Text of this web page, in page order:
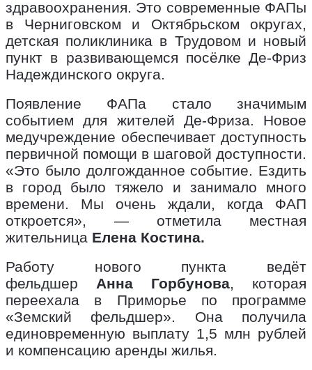
здравоохранения. Это современные ФАПы
в Черниговском и Октябрьском округах,
детская поликлиника в Трудовом и новый
пункт в развивающемся посёлке Де-Фриз
Надеждинского округа.
Появление ФАПа стало значимым
событием для жителей Де-Фриза. Новое
медучреждение обеспечивает доступность
первичной помощи в шаговой доступности.
«Это было долгожданное событие. Ездить
в город было тяжело и занимало много
времени. Мы очень ждали, когда ФАП
откроется», — отметила местная
жительница Елена Костина.
Работу нового пункта ведёт
фельдшер Анна Горбунова, которая
переехала в Приморье по программе
«Земский фельдшер». Она получила
единовременную выплату 1,5 млн рублей
и компенсацию аренды жилья.